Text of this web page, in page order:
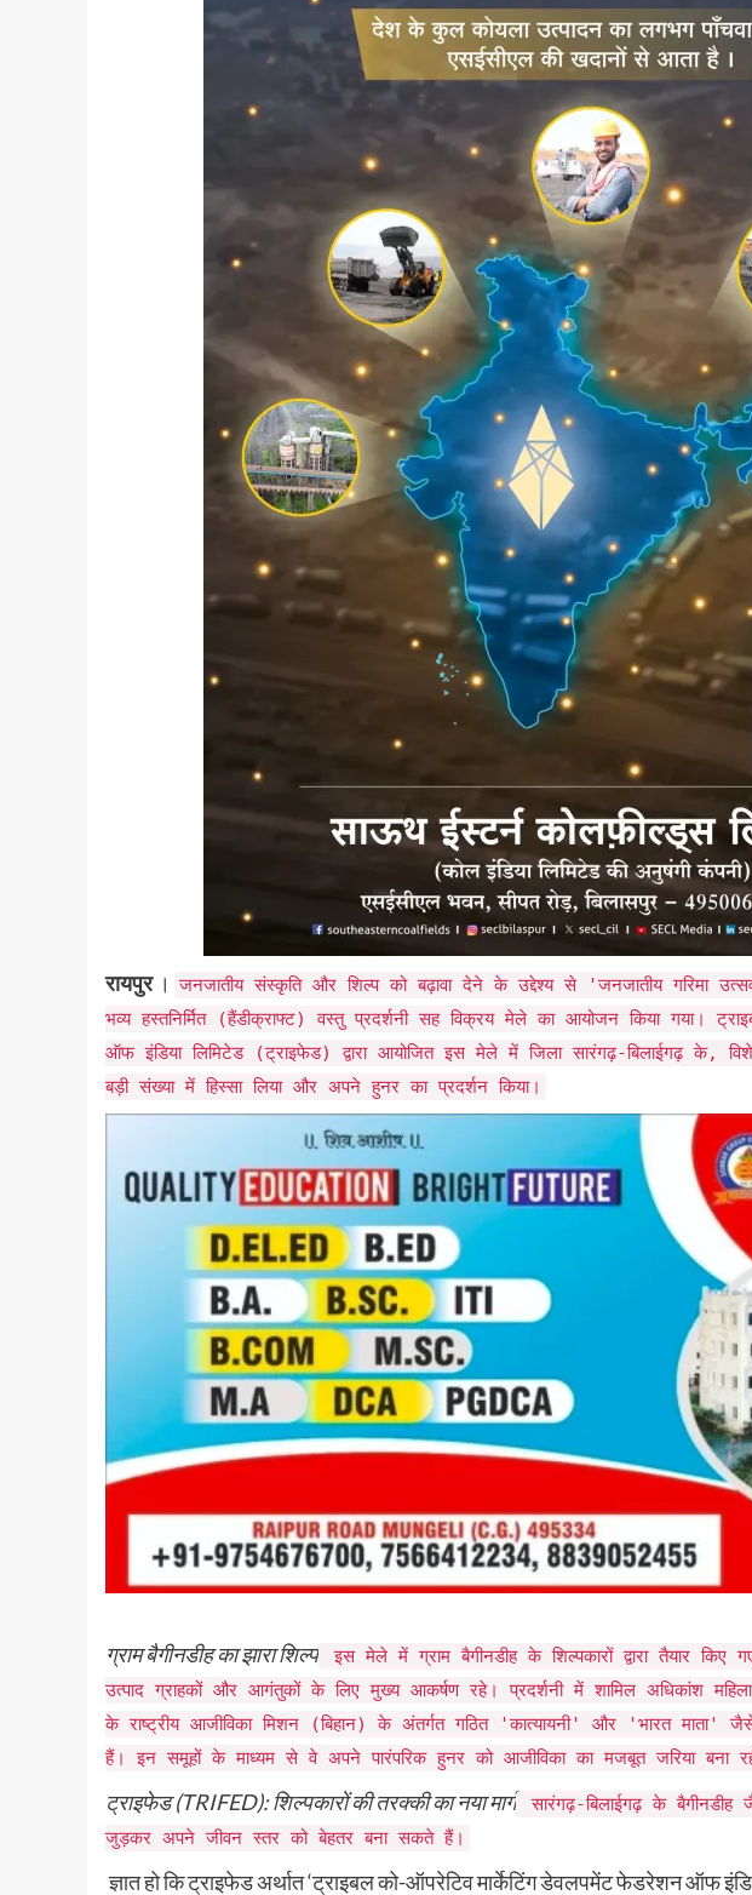
रायपुर।
जनजातीय संस्कृति और शिल्प को बढ़ावा देने के उद्देश्य से 'जनजातीय गरिमा
भव्य हस्तनिर्मित (हैंडीक्राफ्ट) वस्तु प्रदर्शनी सह विक्रय मेले का आयोजन किया गया।
ऑफ इंडिया लिमिटेड (ट्राइफेड) द्वारा आयोजित इस मेले में जिला सारंगढ़-बिलाईगढ़ के,
बड़ी संख्या में हिस्सा लिया और अपने हुनर का प्रदर्शन किया।
ग्राम बैगीनडीह का झारा शिल्प
​इस मेले में ग्राम बैगीनडीह के शिल्पकारों द्वारा तैयार
उत्पाद ग्राहकों और आगंतुकों के लिए मुख्य आकर्षण रहे। प्रदर्शनी में शामिल अधिकांश महिला
के राष्ट्रीय आजीविका मिशन (बिहान) के अंतर्गत गठित 'कात्यायनी' और 'भारत माता'
हैं। इन समूहों के माध्यम से वे अपने पारंपरिक हुनर को आजीविका का मजबूत जरिया बना
​ट्राइफेड (TRIFED): शिल्पकारों की तरक्की का नया मार्ग
​सारंगढ़-बिलाईगढ़ के
जुड़कर अपने जीवन स्तर को बेहतर बना सकते हैं।
ज्ञात हो कि ट्राइफेड अर्थात ‘ट्राइबल को-ऑपरेटिव मार्केटिंग डेवलपमेंट फेडरेशन ऑफ